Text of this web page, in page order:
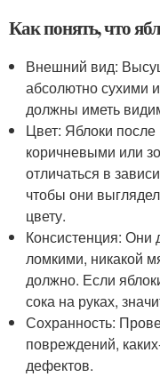
Как понять, что
Внешний вид:
абсолютно
должны иметь
Цвет: Яблоки
коричневыми или
отличаться в
чтобы они
цвету.
Консистенция:
ломкими, никакой
должно. Если
сока на руках,
Сохранность:
повреждений,
дефектов.